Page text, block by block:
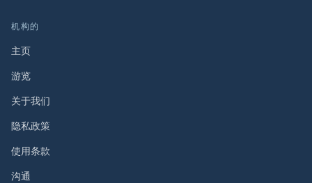
机构的
主页
游览
关于我们
隐私政策
使用条款
沟通